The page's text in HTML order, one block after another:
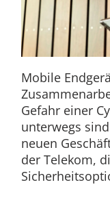
Mobile
Gefahr einer
unterwegs
neuen
der Telekom,